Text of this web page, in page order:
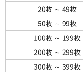
20枚 ～ 49枚
50枚 ～ 99枚
100枚 ～ 199枚
200枚 ～ 299枚
300枚 ～ 399枚